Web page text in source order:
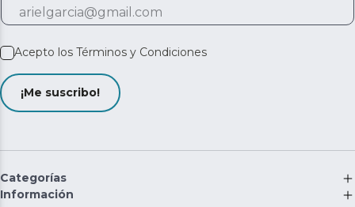
Acepto los Términos y Condiciones
¡Me suscribo!
Categorías
Información